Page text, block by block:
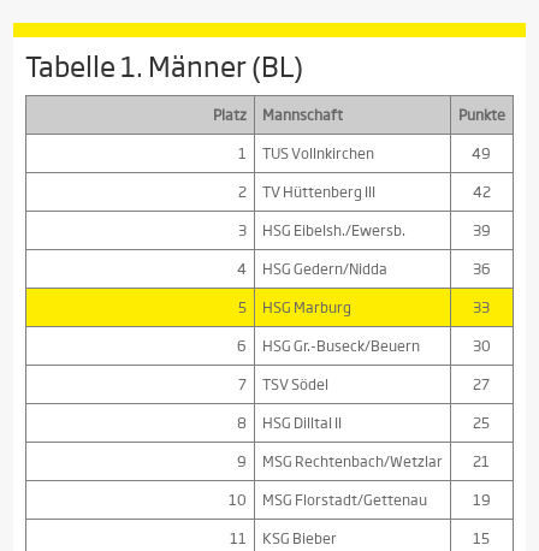
Tabelle 1. Männer (BL)
Platz Mannschaft
Punkte
1
TUS Vollnkirchen
49
2
TV Hüttenberg III
42
3
HSG Eibelsh./Ewersb.
39
4
HSG Gedern/Nidda
36
5
HSG Marburg
33
6
HSG Gr.-Buseck/Beuern
30
7
TSV Södel
27
8
HSG Dilltal II
25
9
MSG Rechtenbach/Wetzlar
21
10
MSG Florstadt/Gettenau
19
11
KSG Bieber
15